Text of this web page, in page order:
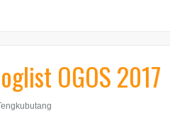
OGOS 2017